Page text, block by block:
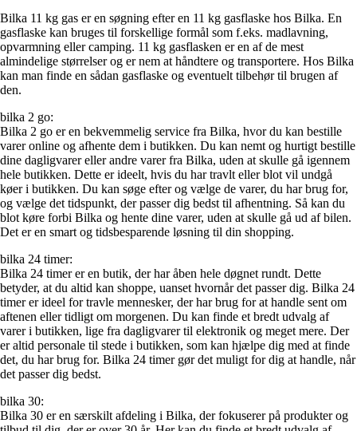
Bilka 11 kg gas er en søgning efter en 11 kg gasflaske hos Bilka. En
gasflaske kan bruges til forskellige formål som f.eks. madlavning,
opvarmning eller camping. 11 kg gasflasken er en af de mest
almindelige størrelser og er nem at håndtere og transportere. Hos Bilka
kan man finde en sådan gasflaske og eventuelt tilbehør til brugen af
den.
bilka 2 go:
Bilka 2 go er en bekvemmelig service fra Bilka, hvor du kan bestille
varer online og afhente dem i butikken. Du kan nemt og hurtigt bestille
dine dagligvarer eller andre varer fra Bilka, uden at skulle gå igennem
hele butikken. Dette er ideelt, hvis du har travlt eller blot vil undgå
køer i butikken. Du kan søge efter og vælge de varer, du har brug for,
og vælge det tidspunkt, der passer dig bedst til afhentning. Så kan du
blot køre forbi Bilka og hente dine varer, uden at skulle gå ud af bilen.
Det er en smart og tidsbesparende løsning til din shopping.
bilka 24 timer:
Bilka 24 timer er en butik, der har åben hele døgnet rundt. Dette
betyder, at du altid kan shoppe, uanset hvornår det passer dig. Bilka 24
timer er ideel for travle mennesker, der har brug for at handle sent om
aftenen eller tidligt om morgenen. Du kan finde et bredt udvalg af
varer i butikken, lige fra dagligvarer til elektronik og meget mere. Der
er altid personale til stede i butikken, som kan hjælpe dig med at finde
det, du har brug for. Bilka 24 timer gør det muligt for dig at handle, når
det passer dig bedst.
bilka 30:
Bilka 30 er en særskilt afdeling i Bilka, der fokuserer på produkter og